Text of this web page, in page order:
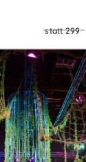
statt 299